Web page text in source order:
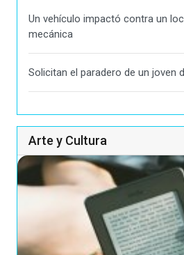
Un vehículo impactó contra un
mecánica
Solicitan el paradero de un joven
Arte y Cultura